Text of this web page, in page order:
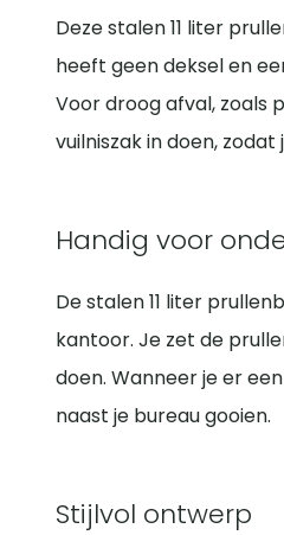
Deze stalen 11 liter
heeft geen deksel en
Voor droog afval, zoals
vuilniszak in doen,
Handig voor
De stalen 11 liter
kantoor. Je zet de
doen. Wanneer je er
naast je bureau gooien.
Stijlvol ontwerp